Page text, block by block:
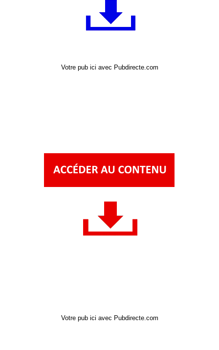
Votre pub ici avec Pubdirecte.com
Votre pub ici avec Pubdirecte.com